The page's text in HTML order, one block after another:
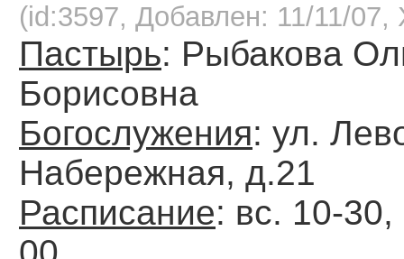
(id:3597, Добавлен: 11/11/07,
Пастырь: Рыбакова
Борисовна
Богослужения: ул.
Набережная, д.21
Расписание: вс. 10-30,